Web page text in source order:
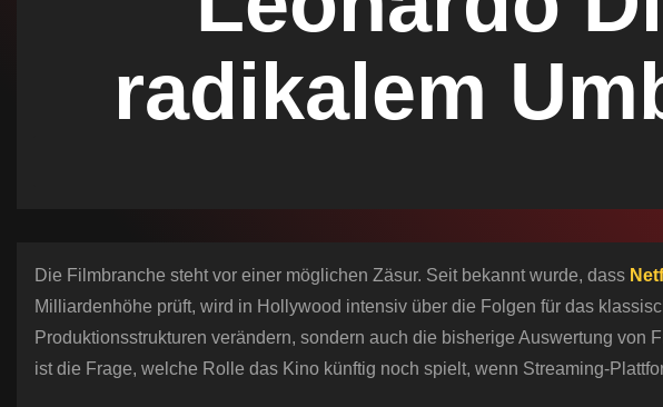
radikalem
Die Filmbranche steht vor einer möglichen Zäsur. Seit bekannt wurde, dass
Milliardenhöhe prüft, wird in Hollywood intensiv über die Folgen für das
Produktionsstrukturen verändern, sondern auch die bisherige Auswertung von
ist die Frage, welche Rolle das Kino künftig noch spielt, wenn Streaming-